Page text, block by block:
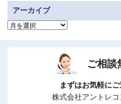
アーカイブ
ア
ご相談
まずはお気軽に
株式会社アントレ